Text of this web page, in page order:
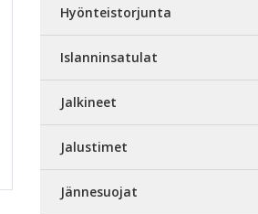
Hyönteistorjunta
Islanninsatulat
Jalkineet
Jalustimet
Jännesuojat